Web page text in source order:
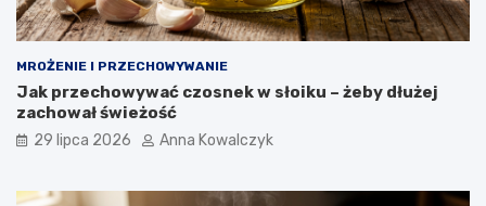
MROŻENIE I PRZECHOWYWANIE
Jak przechowywać czosnek w słoiku – żeby dłużej
zachował świeżość
29 lipca 2026 Anna Kowalczyk